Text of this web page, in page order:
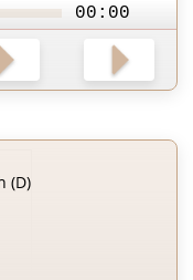
00:00
(D)